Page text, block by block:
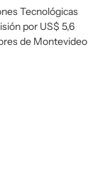
Tecnológicas
por US$ 5,6
de Montevideo